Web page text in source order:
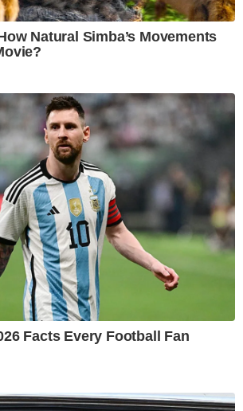
Natural Simba’s Movements
Facts Every Football Fan